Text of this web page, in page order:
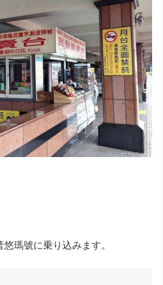
瑪號に乗り込みます。